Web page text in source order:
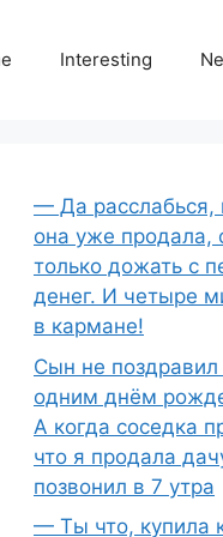
Interesting
— Да расслабься,
она уже продала,
только дожать с
денег. И четыре
в кармане!
Сын не
одним днём
А когда соседка
что я продала
позвонил в 7 утра
— Ты что, купила